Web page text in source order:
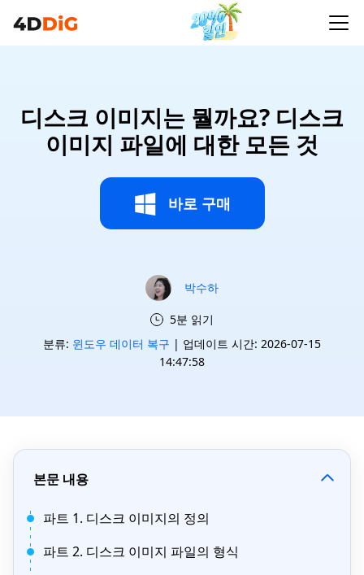
디스크 이미지는 뭘까요? 디스크
이미지 파일에 대한 모든 것
바로 구매
박수하
5분 읽기
분류: 윈도우 데이터 복구 | 업데이트 시간: 2026-07-15
14:47:58
본문 내용
파트 1. 디스크 이미지의 정의
파트 2. 디스크 이미지 파일의 형식